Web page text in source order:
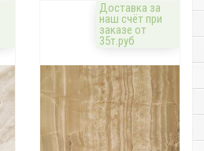
Доставка за
наш счёт при
заказе от
35т.руб